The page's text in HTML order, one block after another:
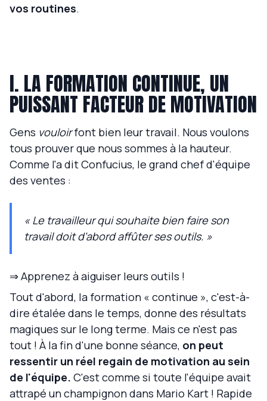
vos routines.
I. LA FORMATION CONTINUE, UN
PUISSANT FACTEUR DE MOTIVATION
Gens vouloirfont bien leur travail. Nous voulons
tous prouver que nous sommes à la hauteur.
Comme l'a dit Confucius, le grand chef d'équipe
des ventes :
« Le travailleur qui souhaite bien faire son
travail doit d'abord affûter ses outils. »
⇒ Apprenez à aiguiser leurs outils !
Tout d'abord, la formation « continue », c'est-à-
dire étalée dans le temps, donne des résultats
magiques sur le long terme. Mais ce n'est pas
tout ! À la fin d'une bonne séance, on peut
ressentir un réel regain de motivation au sein
de l'équipe. C'est comme si toute l'équipe avait
attrapé un champignon dans Mario Kart ! Rapide